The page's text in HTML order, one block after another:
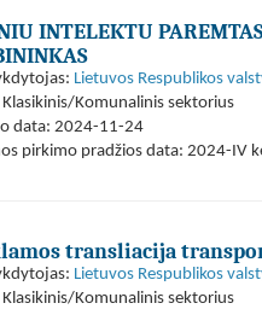
INTELEKTU
Lietuvos Respublikos
Komunalinis sektorius
data: 2024-11-24
pirkimo pradžios data: 2024-IV
transliacija
Lietuvos Respublikos
Komunalinis sektorius